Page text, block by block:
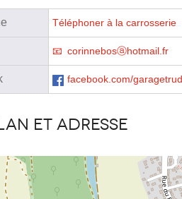
Téléphoner à la carrosserie
corinnebosⓐhotmail.fr
facebook.com/
et adresse